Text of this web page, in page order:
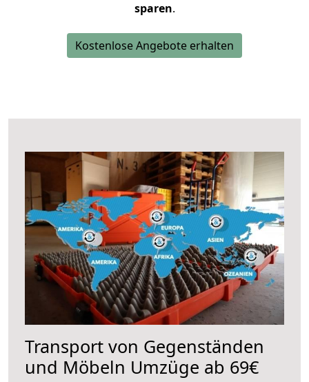
sparen.
Kostenlose Angebote erhalten
Transport von Gegenständen
und Möbeln Umzüge ab 69€